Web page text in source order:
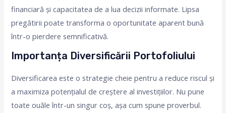
financiară și capacitatea de a lua decizii informate. Lipsa
pregătirii poate transforma o oportunitate aparent bună
într-o pierdere semnificativă.
Importanța Diversificării Portofoliului
Diversificarea este o strategie cheie pentru a reduce riscul și
a maximiza potențialul de creștere al investițiilor. Nu pune
toate ouăle într-un singur coș, așa cum spune proverbul.